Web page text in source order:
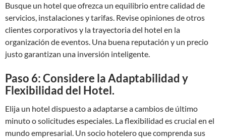
Busque un hotel que ofrezca un equilibrio entre calidad de
servicios, instalaciones y tarifas. Revise opiniones de otros
clientes corporativos y la trayectoria del hotel en la
organización de eventos. Una buena reputación y un precio
justo garantizan una inversión inteligente.
Paso 6: Considere la Adaptabilidad y
Flexibilidad del Hotel.
Elija un hotel dispuesto a adaptarse a cambios de último
minuto o solicitudes especiales. La flexibilidad es crucial en el
mundo empresarial. Un socio hotelero que comprenda sus